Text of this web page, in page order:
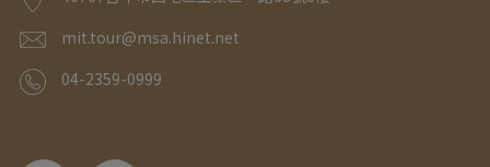
mit.tour@msa.hinet.net
04-2359-0999